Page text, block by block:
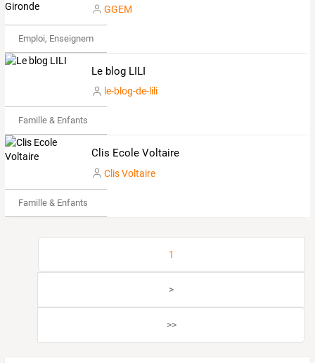
GGEM
Emploi, Enseignement & Etudes
Le blog LILI
le-blog-de-lili
Famille & Enfants
Clis Ecole Voltaire
Clis Voltaire
Famille & Enfants
1
>
>>